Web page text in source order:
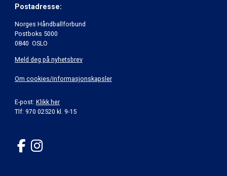
Postadresse:
Norges Håndballforbund
Postboks 5000
0840 OSLO
Meld deg på nyhetsbrev
Om cookies/informasjonskapsler
E-post: Klikk her
Tlf: 970 02520 kl. 9-15